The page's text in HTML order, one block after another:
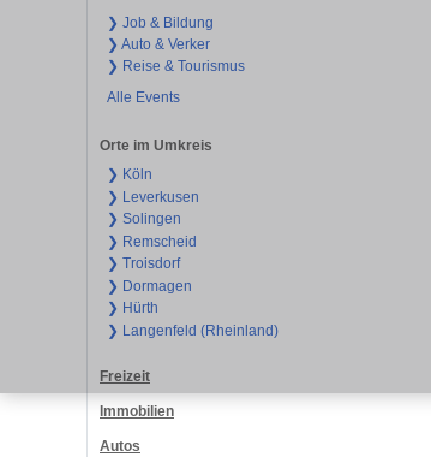
❯ Job & Bildung
❯ Auto & Verker
❯ Reise & Tourismus
Alle Events
Orte im Umkreis
❯ Köln
❯ Leverkusen
❯ Solingen
❯ Remscheid
❯ Troisdorf
❯ Dormagen
❯ Hürth
❯ Langenfeld (Rheinland)
Freizeit
Immobilien
Autos